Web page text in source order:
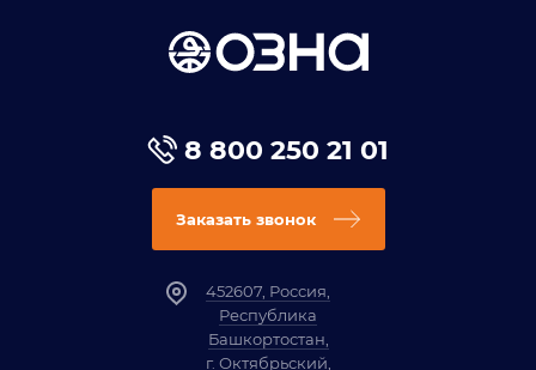
8 800 250 21 01
Заказать звонок
452607, Россия,
Республика
Башкортостан,
г. Октябрьский,